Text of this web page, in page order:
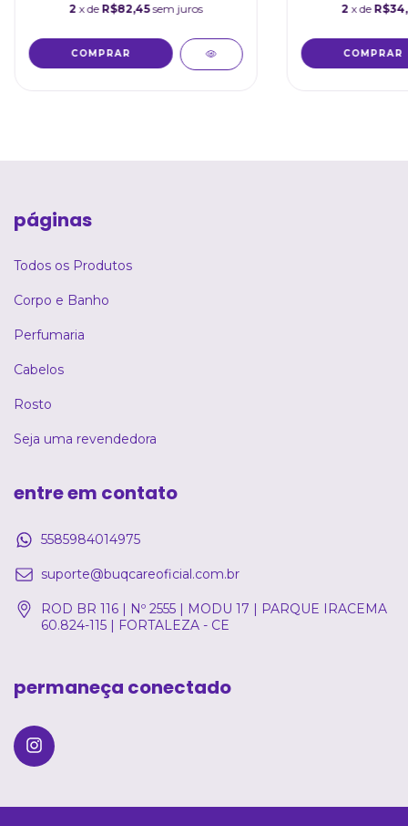
2 x de R$82,45 sem juros 2 x de
páginas
Todos os Produtos
Corpo e Banho
Perfumaria
Cabelos
Rosto
Seja uma revendedora
entre em contato
5585984014975
suporte@buqcareoficial.com.br
ROD BR 116 | Nº 2555 | MODU 17 | PARQUE IRACEMA
60.824-115 | FORTALEZA - CE
permaneça conectado